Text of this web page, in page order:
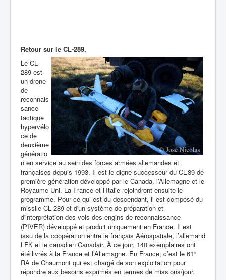
Retour sur le CL-289.
Le CL-
289 est
un drone
de
reconnais
sance
tactique
hypervélo
ce de
deuxième
génératio
n en service au sein des forces armées allemandes et
françaises depuis 1993. Il est le digne successeur du CL-89 de
première génération développé par le Canada, l’Allemagne et le
Royaume-Uni. La France et l’Italie rejoindront ensuite le
programme. Pour ce qui est du descendant, il est composé du
missile CL 289 et d'un système de préparation et
d'interprétation des vols des engins de reconnaissance
(PIVER) développé et produit uniquement en France. Il est
issu de la coopération entre le français Aérospatiale, l’allemand
LFK et le canadien Canadair. À ce jour, 140 exemplaires ont
été livrés à la France et l’Allemagne. En France, c’est le 61°
RA de Chaumont qui est chargé de son exploitation pour
répondre aux besoins exprimés en termes de missions/jour.